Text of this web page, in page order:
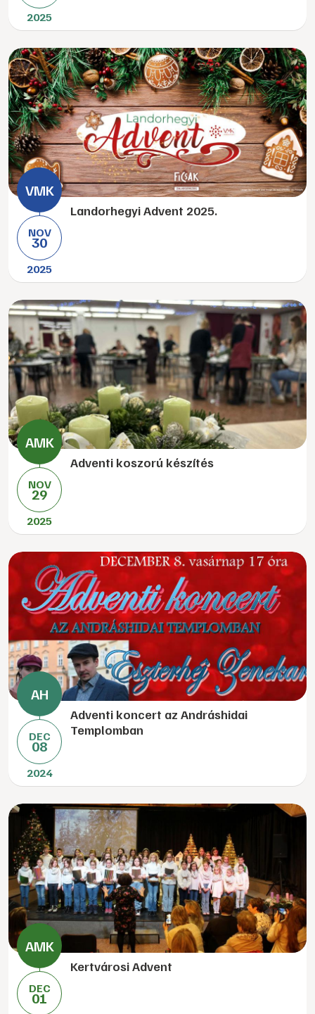
2025
NOV
30
2025
Landorhegyi Advent 2025.
NOV
29
2025
Adventi koszorú készítés
DEC
08
2024
Adventi koncert az Andráshidai
Templomban
DEC
01
Kertvárosi Advent